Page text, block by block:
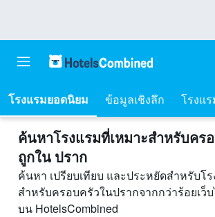
โรงแรมยอดนิยม ข้อมูลเชิงลึก โรงแ
ค้นหาโรงแรมที่เหมาะสำหรับคร
ถูกใน ปราก
ค้นหา เปรียบเทียบ และประหยัดสำหรับโ
สำหรับครอบครัวในปรากจากกว่าร้อยเว็
บน HotelsCombined